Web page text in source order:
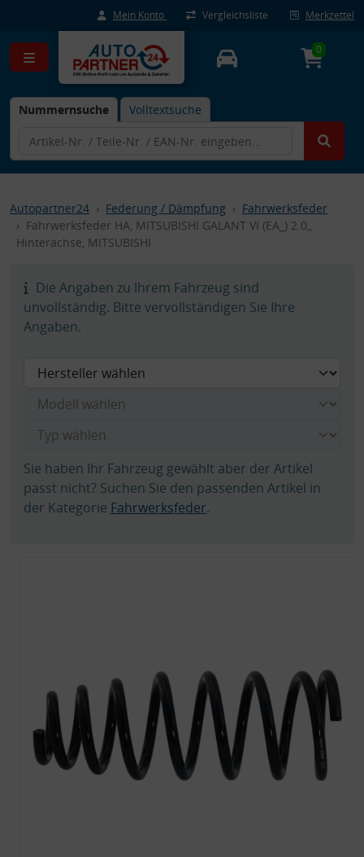
Mein Konto Vergleichsliste Merkzettel
Nummernsuche Volltextsuche
0
Autopartner24 Federung / Dämpfung
Fahrwerksfeder
Fahrwerksfeder HA, MITSUBISHI GALANT VI (EA_) 2.0,,
Hinterachse, MITSUBISHI
Die Angaben zu Ihrem Fahrzeug sind
unvollständig. Bitte vervollständigen Sie Ihre
Angaben.
Sie haben Ihr Fahrzeug gewählt aber der Artikel
passt nicht? Suchen Sie den passenden Artikel in
der Kategorie Fahrwerksfeder.